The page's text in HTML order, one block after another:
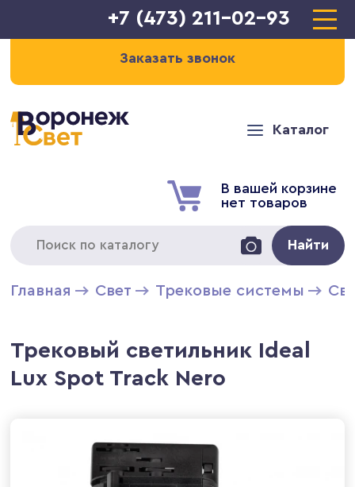
+7 (473) 211-02-93
Заказать звонок
Каталог
В вашей корзине
нет товаров
Найти
Главная Свет Трековые системы
Трековый светильник Ideal
Lux Spot Track Nero